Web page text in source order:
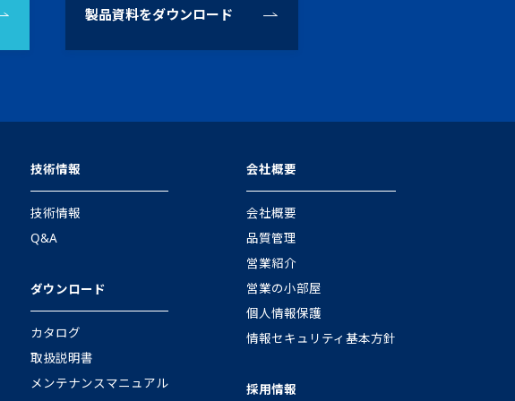
製品資料をダウンロード
技術情報
技術情報
Q&A
ダウンロード
カタログ
取扱説明書
メンテナンスマニュアル
会社概要
会社概要
品質管理
営業紹介
営業の小部屋
個人情報保護
情報セキュリティ基本方針
採用情報